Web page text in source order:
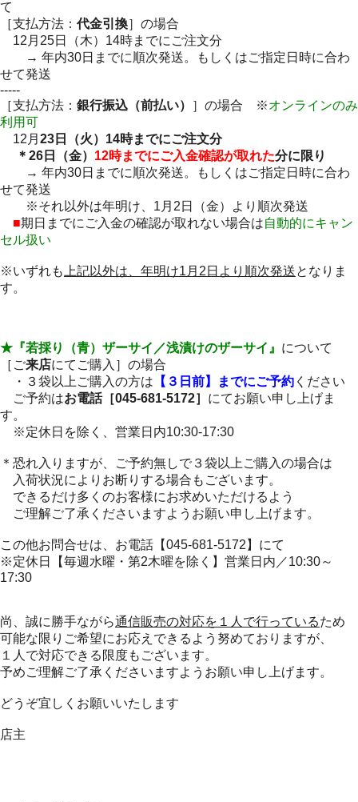
て
［支払方法： 代金引換］の場合
12月25日（木）14時までにご注文分
→ 年内30日までに順次発送。もしくはご指定日時に合わ
せて発送
-----
［支払方法： 銀行振込（前払い） ］の場合 ※オンラインのみ
利用可
12月 23日（火）14時までにご注文分
＊26日（金） 12時までにご入金確認が取れた分に限り
→ 年内30日までに順次発送。もしくはご指定日時に合わ
せて発送
※それ以外は年明け、1月2日（金）より順次発送
■期日までにご入金の確認が取れない場合は自動的にキャン
セル扱い
※いずれも 上記以外は、年明け1月2日より順次発送となりま
す。
★『若採り（青）ザーサイ／浅漬けのザーサイ』 について
［ご来店にてご購入］の場合
・３袋以上ご購入の方は 【３日前】までにご予約 ください
ご予約はお電話［045-681-5172］ にてお願い申し上げま
す。
※定休日を除く、営業日内10:30-17:30
＊恐れ入りますが、ご予約無しで３袋以上ご購入の場合は
入荷状況によりお断りする場合もございます。
できるだけ多くのお客様にお求めいただけるよう
ご理解ご了承くださいますようお願い申し上げます。
この他お問合せは、お電話【045-681-5172】にて
※定休日【毎週水曜・第2木曜を除く】営業日内／10:30～
17:30
尚、誠に勝手ながら通信販売の対応を１人で行っているため
可能な限りご希望にお応えできるよう努めておりますが、
１人で対応できる限度もございます。
予めご理解ご了承くださいますようお願い申し上げます。
どうぞ宜しくお願いいたします
店主